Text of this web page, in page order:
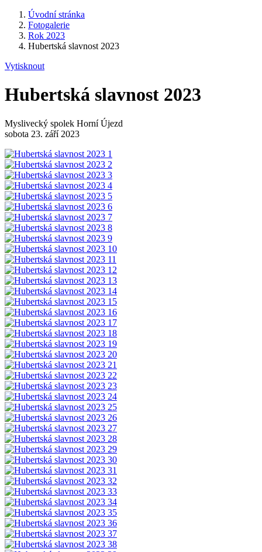
Úvodní stránka
Fotogalerie
Rok 2023
Hubertská slavnost 2023
Vytisknout
Hubertská slavnost 2023
Myslivecký spolek Horní Újezd
sobota 23. září 2023